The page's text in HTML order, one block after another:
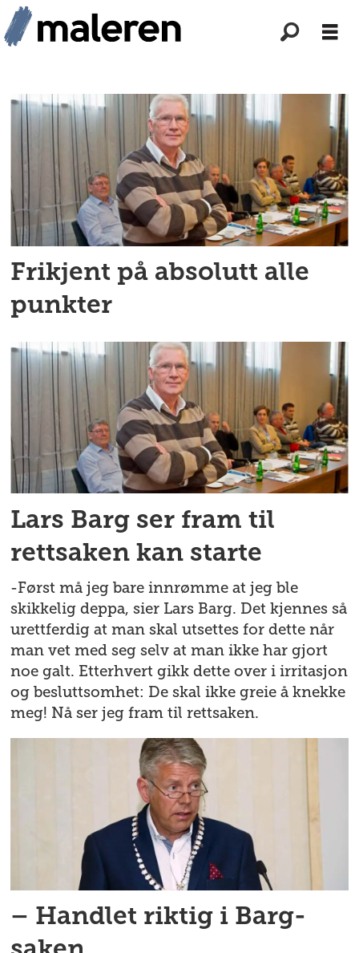
lars
barg
Frikjent på absolutt alle
punkter
Lars Barg ser fram til
rettsaken kan starte
-Først må jeg bare innrømme at jeg ble
skikkelig deppa, sier Lars Barg. Det kjennes så
urettferdig at man skal utsettes for dette når
man vet med seg selv at man ikke har gjort
noe galt. Etterhvert gikk dette over i irritasjon
og besluttsomhet: De skal ikke greie å knekke
meg! Nå ser jeg fram til rettsaken.
– Handlet riktig i Barg-